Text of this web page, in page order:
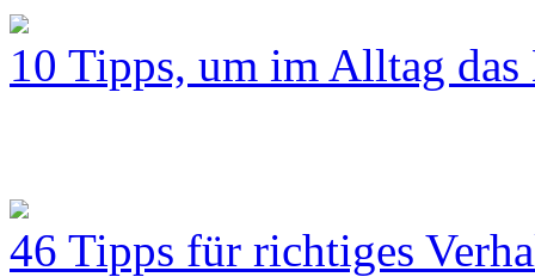
10 Tipps, um im Alltag
46 Tipps für richtiges